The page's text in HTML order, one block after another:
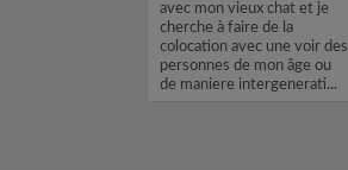
avec mon vieux chat et je
cherche à faire de la
colocation avec une voir des
personnes de mon âge ou
de maniere intergenerati...